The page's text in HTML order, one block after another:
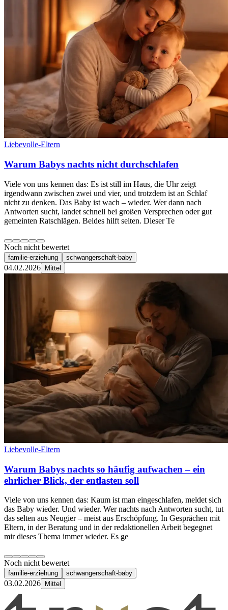
Liebevolle-Eltern
Warum Babys nachts nicht durchschlafen
Viele von uns kennen das: Es ist still im Haus, die Uhr zeigt
irgendwann zwischen zwei und vier, und trotzdem ist an Schlaf
nicht zu denken. Das Baby ist wach – wieder. Wer dann nach
Antworten sucht, landet schnell bei großen Versprechen oder gut
gemeinten Ratschlägen. Beides hilft selten. Dieser Te
Noch nicht bewertet
familie-erziehung schwangerschaft-baby
04.02.2026 Mittel
Liebevolle-Eltern
Warum Babys nachts so häufig aufwachen – ein
ehrlicher Blick, der entlasten soll
Viele von uns kennen das: Kaum ist man eingeschlafen, meldet sich
das Baby wieder. Und wieder. Wer nachts nach Antworten sucht, tut
das selten aus Neugier – meist aus Erschöpfung. In Gesprächen mit
Eltern, in der Beratung und in der redaktionellen Arbeit begegnet
mir dieses Thema immer wieder. Es ge
Noch nicht bewertet
familie-erziehung schwangerschaft-baby
03.02.2026 Mittel